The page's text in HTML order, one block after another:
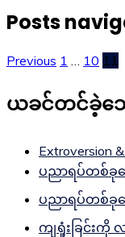
Posts
Previous 1 10 11
ယခင်တင်ခဲ့သေ
Extroversion
ပညာရပ်တစ်ခုက
ပညာရပ်တစ်ခုက
ကျရှုံးခြင်းကို